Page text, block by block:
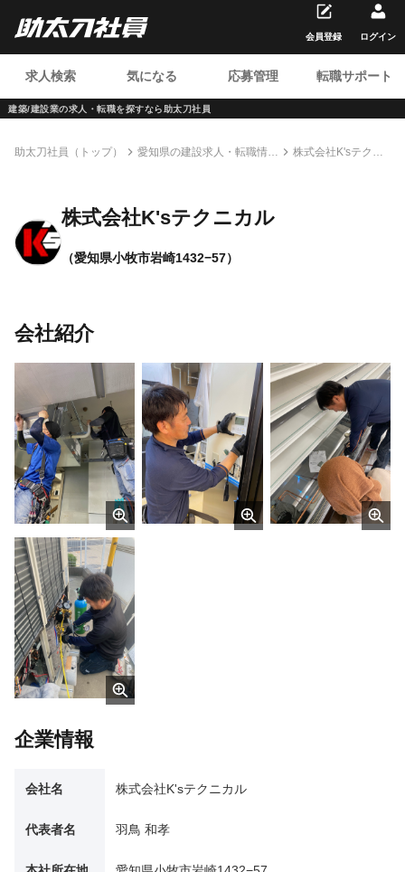
建築/建設業の求人・転職を探すなら助太刀社員
求人検索 気になる 応募管理 転職サポート
会員登録 ログイン
助太刀社員（トップ）
愛知県の建設求人・転職情報
株式会社K'sテクニ
株式会社K'sテクニカル
（愛知県小牧市岩崎1432−57）
会社紹介
企業情報
会社名 株式会社K'sテクニカル
代表者名 羽鳥 和孝